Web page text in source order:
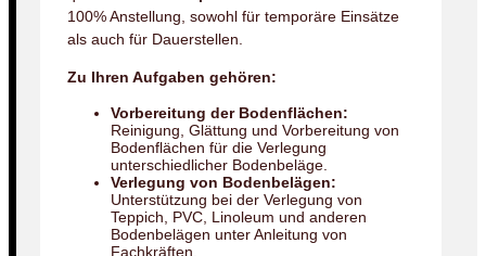
100% Anstellung, sowohl für temporäre Einsätze
als auch für Dauerstellen.
Zu Ihren Aufgaben gehören:
Vorbereitung der Bodenflächen:
Reinigung, Glättung und Vorbereitung von
Bodenflächen für die Verlegung
unterschiedlicher Bodenbeläge.
Verlegung von Bodenbelägen:
Unterstützung bei der Verlegung von
Teppich, PVC, Linoleum und anderen
Bodenbelägen unter Anleitung von
Fachkräften.